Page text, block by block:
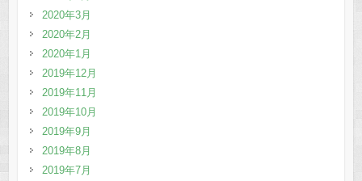
2020年3月
2020年2月
2020年1月
2019年12月
2019年11月
2019年10月
2019年9月
2019年8月
2019年7月